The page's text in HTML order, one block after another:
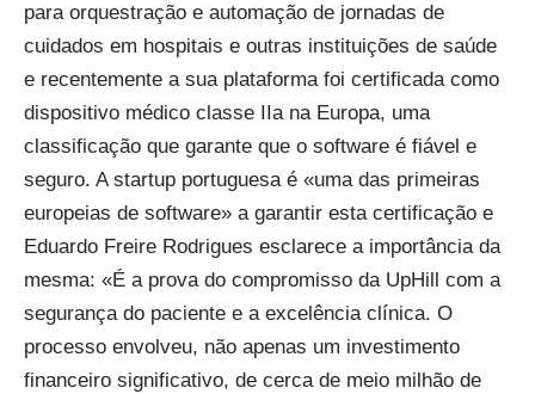
para orquestração e automação de jornadas de
cuidados em hospitais e outras instituições de saúde
e recentemente a sua plataforma foi certificada como
dispositivo médico classe IIa na Europa, uma
classificação que garante que o software é fiável e
seguro. A startup portuguesa é «uma das primeiras
europeias de software» a garantir esta certificação e
Eduardo Freire Rodrigues esclarece a importância da
mesma: «É a prova do compromisso da UpHill com a
segurança do paciente e a excelência clínica. O
processo envolveu, não apenas um investimento
financeiro significativo, de cerca de meio milhão de